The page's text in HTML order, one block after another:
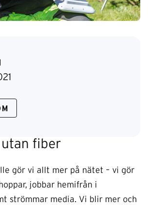
utan fiber
gör vi allt mer på nätet – vi gör
jobbar hemifrån i
strömmar media. Vi blir mer och